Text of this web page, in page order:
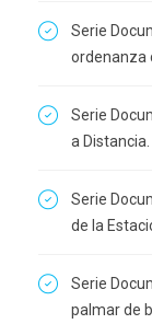
Serie
ordenanza
Serie
a Distancia.
Serie
de la
Serie
palmar de